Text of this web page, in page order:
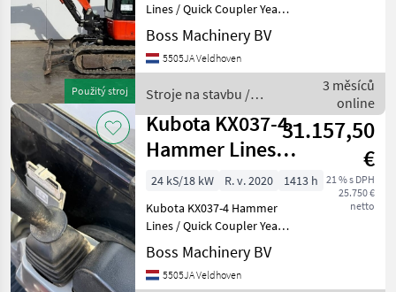
Použitý stroj
Lines / Quick Coupler Year:
2020 Reference number:
BM007575 Hours: 1.625
Type KX037-4 Location
Certificate: CE Availab
Boss Machinery BV
5505JA Veldhoven
Stroje na stavbu /
Kubota
3 měsíců
online
Kubota KX037-4 -
Hammer Lines /
Quick Coupler
31.157,50
€
21 % s DPH
25.750 €
netto
24 kS/18 kW R. v. 2020
1413 h
Kubota KX037-4 Hammer
Lines / Quick Coupler Year:
2020 Reference number:
BM007579 Hours: 1.413
Type KX037-4 Location
Boss Machinery BV
5505JA Veldhoven